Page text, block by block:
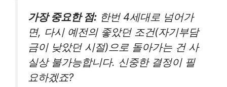
가장 중요한 점: 한번 4세대로 넘어가
면, 다시 예전의 좋았던 조건(자기부담
금이 낮았던 시절)으로 돌아가는 건 사
실상 불가능합니다. 신중한 결정이 필
요하겠죠?